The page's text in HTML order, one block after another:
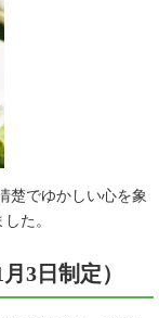
楚でゆかしい心を象
た。
3日制定）